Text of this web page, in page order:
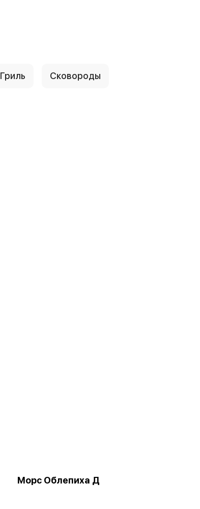
Гриль Сковороды
Морс Облепиха Д